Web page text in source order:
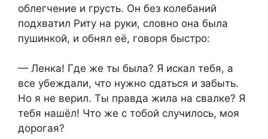
облегчение и грусть. Он без колебаний
подхватил Риту на руки, словно она была
пушинкой, и обнял её, говоря быстро:
— Ленка! Где же ты была? Я искал тебя, а
все убеждали, что нужно сдаться и забыть.
Но я не верил. Ты правда жила на свалке? Я
тебя нашёл! Что же с тобой случилось, моя
дорогая?